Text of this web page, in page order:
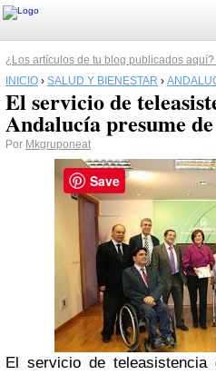
¿Los artículos de tu blog publicados aquí?
INICIO › SALUD Y BIENESTAR ›
El servicio de
Andalucía presume
Por Mkgruponeat
El servicio de
Save